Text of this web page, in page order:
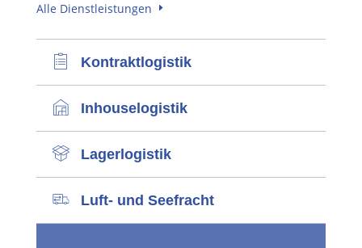
Alle Dienstleistungen
Kontraktlogistik
Inhouselogistik
Lagerlogistik
Luft- und Seefracht